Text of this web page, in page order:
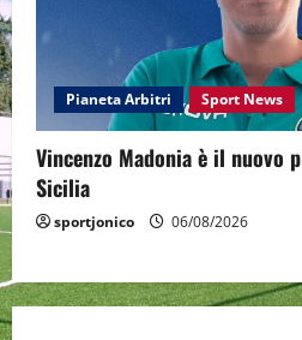
Pianeta Arbitri Sport News
Vincenzo Madonia è il nuovo
Sicilia
sportjonico 06/08/2026